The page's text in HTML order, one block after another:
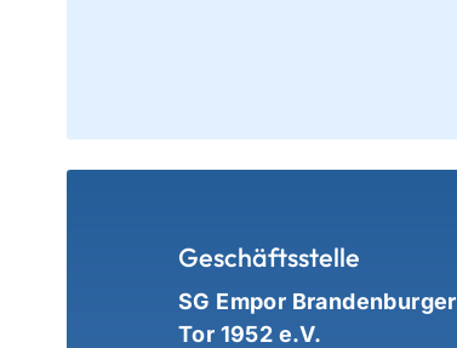
Geschäftsstelle
SG Empor Brandenburger
Tor 1952 e.V.